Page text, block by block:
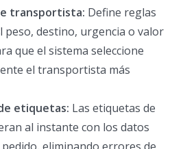
transportista: Define reglas
peso, destino, urgencia o valor
que el sistema seleccione
el transportista más
etiquetas: Las etiquetas de
al instante con los datos